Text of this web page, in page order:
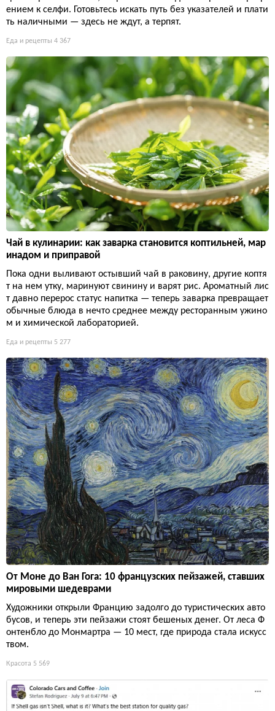
ением к селфи. Готовьтесь искать путь без указателей и плати
ть наличными — здесь не ждут, а терпят.
Еда и рецепты 4 367
Чай в кулинарии: как заварка становится коптильней, мар
инадом и приправой
Пока одни выливают остывший чай в раковину, другие коптя
т на нем утку, маринуют свинину и варят рис. Ароматный лис
т давно перерос статус напитка — теперь заварка превращает
обычные блюда в нечто среднее между ресторанным ужино
м и химической лабораторией.
Еда и рецепты 5 277
От Моне до Ван Гога: 10 французских пейзажей, ставших
мировыми шедеврами
Художники открыли Францию задолго до туристических авто
бусов, и теперь эти пейзажи стоят бешеных денег. От леса Ф
онтенбло до Монмартра — 10 мест, где природа стала искусс
твом.
Красота 5 569